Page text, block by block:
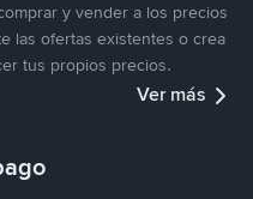
y vender a los precios
las ofertas existentes o crea
tus propios precios.
Ver más